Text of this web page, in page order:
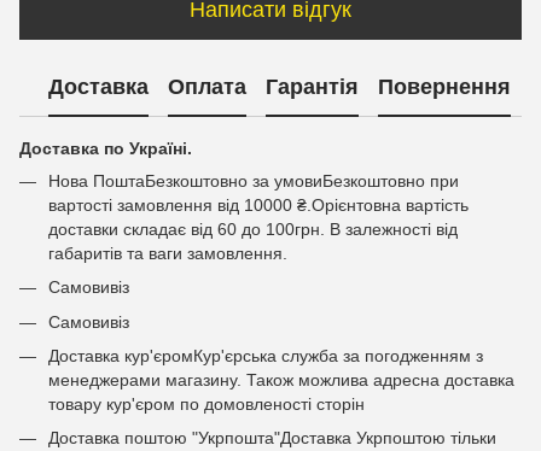
Написати відгук
Доставка Оплата Гарантія Повернення
Доставка по Україні.
Нова ПоштаБезкоштовно за умовиБезкоштовно при
вартості замовлення від 10000 ₴.Орієнтовна вартість
доставки складає від 60 до 100грн. В залежності від
габаритів та ваги замовлення.
Самовивіз
Самовивіз
Доставка кур'єромКур'єрська служба за погодженням з
менеджерами магазину. Також можлива адресна доставка
товару кур'єром по домовленості сторін
Доставка поштою "Укрпошта"Доставка Укрпоштою тільки